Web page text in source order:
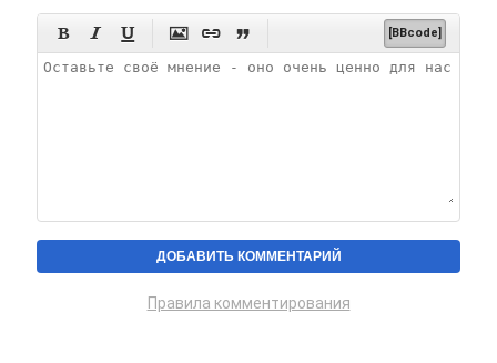
      [BBcode]
Правила комментирования